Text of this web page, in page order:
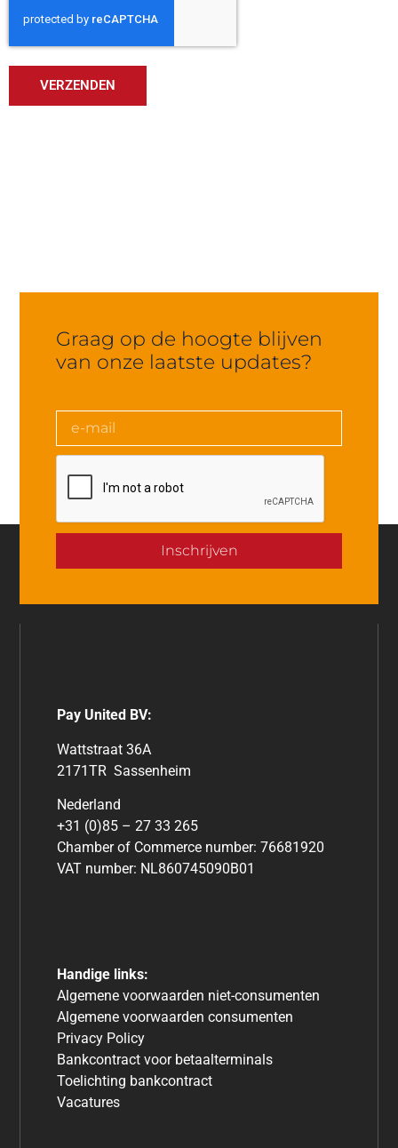
VERZENDEN
Graag op de hoogte blijven
van onze laatste updates?
Inschrijven
Pay United BV:
Wattstraat 36A
2171TR Sassenheim
Nederland
+31 (0)85 – 27 33 265
Chamber of Commerce number: 76681920
VAT number: NL860745090B01
Handige links:
Algemene voorwaarden niet-consumenten
Algemene voorwaarden consumenten
Privacy Policy
Bankcontract voor betaalterminals
Toelichting bankcontract
Vacatures